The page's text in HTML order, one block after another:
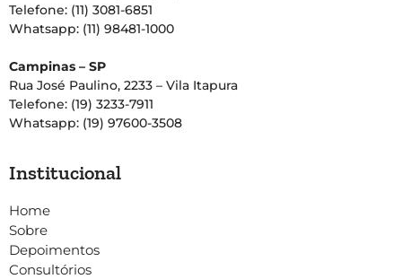
Telefone: (11) 3081-6851
Whatsapp: (11) 98481-1000
Campinas – SP
Rua José Paulino, 2233 – Vila Itapura
Telefone: (19) 3233-7911
Whatsapp: (19) 97600-3508
Institucional
Home
Sobre
Depoimentos
Consultórios